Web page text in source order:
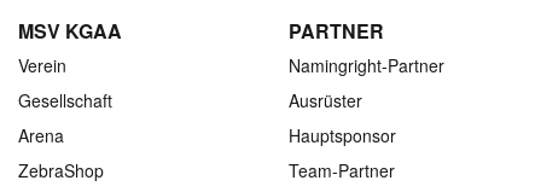
MSV KGAA
Verein
Gesellschaft
Arena
ZebraShop
PARTNER
Namingright-Partner
Ausrüster
Hauptsponsor
Team-Partner